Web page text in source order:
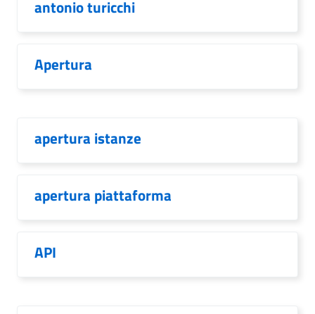
antonio turicchi
Apertura
apertura istanze
apertura piattaforma
API